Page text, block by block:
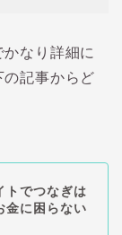
なり詳細に
記事からど
トでつなぎは
金に困らない